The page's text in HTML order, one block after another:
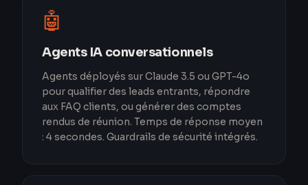
🤖
Agents IA conversationnels
Agents déployés sur Claude 3.5 ou GPT-4o
pour qualifier des leads entrants, répondre
aux FAQ clients, ou générer des comptes
rendus de réunion. Temps de réponse moyen
: 4 secondes. Guardrails de sécurité intégrés.